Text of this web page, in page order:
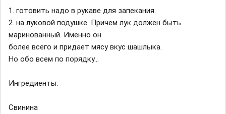
1. готовить надо в рукаве для запекания.
2. на луковой подушке. Причем лук должен быть
маринованный. Именно он
более всего и придает мясу вкус шашлыка.
Но обо всем по порядку...
Ингредиенты:
Свинина